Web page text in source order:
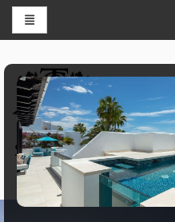
THE
Servicios turísticos